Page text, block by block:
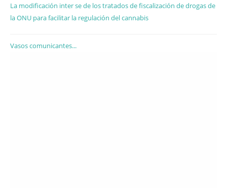
La modificación inter se de los tratados de fiscalización de drogas de
la ONU para facilitar la regulación del cannabis
Vasos comunicantes...